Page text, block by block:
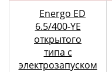
Energo ED
6.5/400-YE
открытого
типа с
электрозапуском